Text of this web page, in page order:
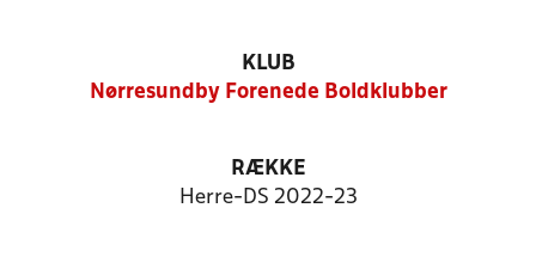
KLUB
Nørresundby Forenede Boldklubber
RÆKKE
Herre-DS 2022-23